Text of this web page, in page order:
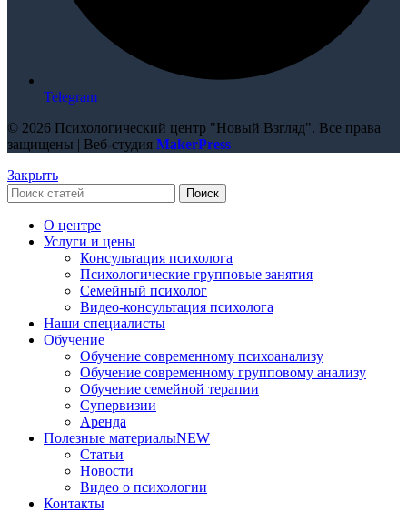
Telegram
© 2026 Психологический центр "Новый Взгляд". Все права
защищены | Веб-студия MakerPress
Закрыть
Поиск
О центре
Услуги и цены
Консультация психолога
Психологические групповые занятия
Семейный психолог
Видео-консультация психолога
Наши специалисты
Обучение
Обучение современному психоанализу
Обучение современному групповому анализу
Обучение семейной терапии
Супервизии
Аренда
Полезные материалыNEW
Статьи
Новости
Видео о психологии
Контакты